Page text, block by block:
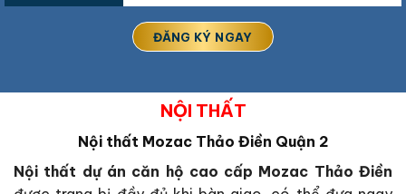
NỘI THẤT
Nội thất Mozac Thảo Điền Quận 2
Nội thất dự án căn hộ cao cấp Mozac Thảo Điền